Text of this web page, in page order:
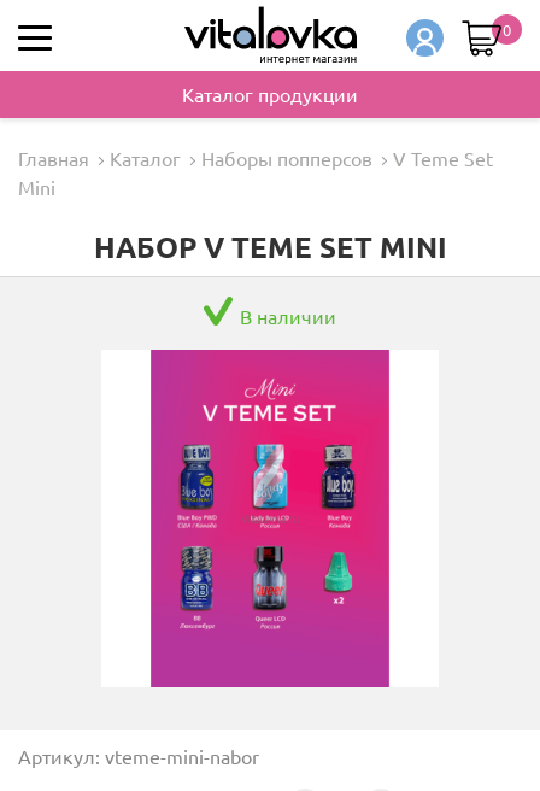
0
Каталог продукции
Главная Каталог Наборы попперсов
V Teme Set
Mini
НАБОР V TEME SET MINI
В наличии
Артикул: vteme-mini-nabor